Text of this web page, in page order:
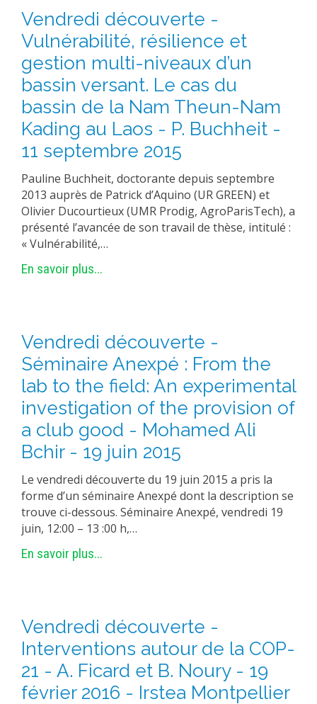
PRODUCTION
MÉTHODES ET OUTILS
PUBLICATIONS SUR HAL
THÈSES
WORKING PAPERS
NOTES THÉMATIQUES
NOS TRAVAUX EN VIDÉO
Vendredi découverte -
Vulnérabilité, résilience et
gestion multi-niveaux d’un
bassin versant. Le cas du
bassin de la Nam Theun-Nam
Kading au Laos - P. Buchheit -
11 septembre 2015
Pauline Buchheit, doctorante depuis septembre
2013 auprès de Patrick d’Aquino (UR GREEN) et
Olivier Ducourtieux (UMR Prodig, AgroParisTech), a
présenté l’avancée de son travail de thèse, intitulé :
« Vulnérabilité,…
En savoir plus...
Vendredi découverte -
Séminaire Anexpé : From the
lab to the field: An experimental
investigation of the provision of
a club good - Mohamed Ali
Bchir - 19 juin 2015
Le vendredi découverte du 19 juin 2015 a pris la
forme d’un séminaire Anexpé dont la description se
trouve ci-dessous. Séminaire Anexpé, vendredi 19
juin, 12:00 – 13 :00 h,…
En savoir plus...
Vendredi découverte -
Interventions autour de la COP-
21 - A. Ficard et B. Noury - 19
février 2016 - Irstea Montpellier